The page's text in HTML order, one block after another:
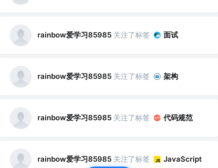
rainbow爱学习85985 关注了标签 面试
rainbow爱学习85985 关注了标签 架构
rainbow爱学习85985 关注了标签 代码规范
rainbow爱学习85985 关注了标签 JavaScript